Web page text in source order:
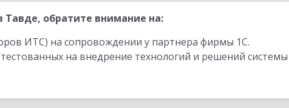
обратите внимание на:
ИТС) на сопровождении у партнера фирмы 1С.
на внедрение технологий и решений